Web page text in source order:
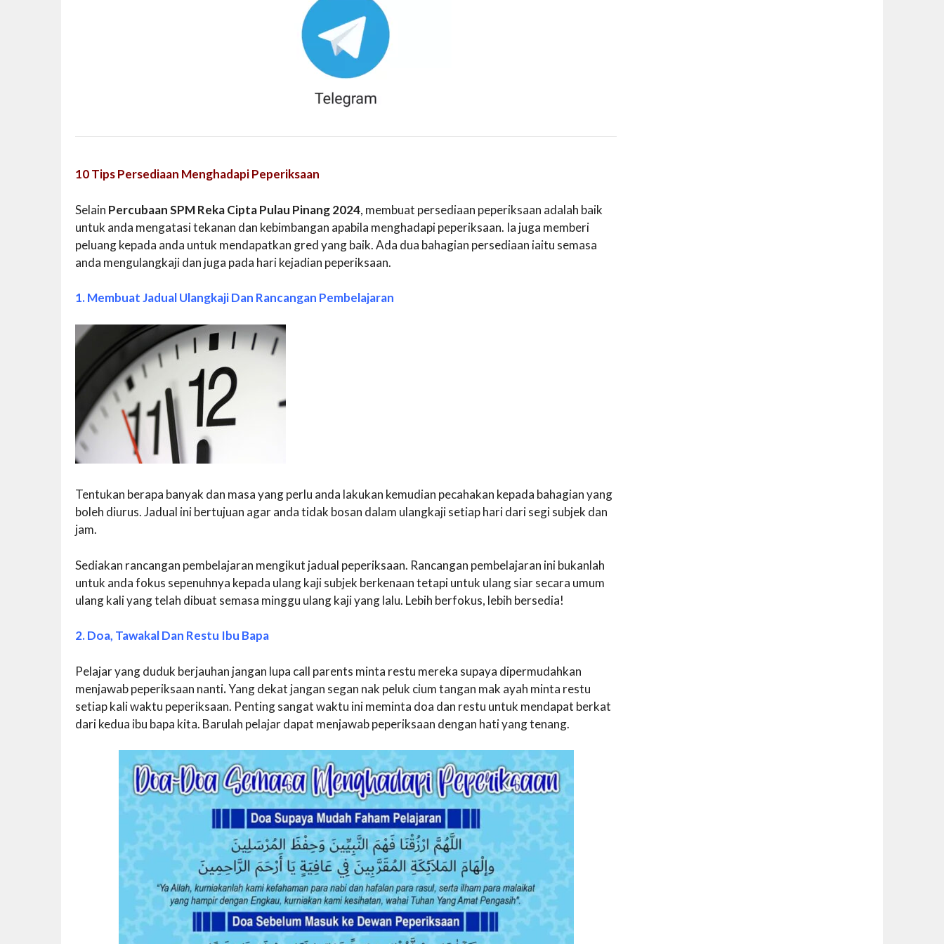
10 Tips Persediaan Menghadapi Peperiksaan
Selain Percubaan SPM Reka Cipta Pulau Pinang 2024, membuat persediaan peperiksaan adalah baik
untuk anda mengatasi tekanan dan kebimbangan apabila menghadapi peperiksaan. Ia juga memberi
peluang kepada anda untuk mendapatkan gred yang baik. Ada dua bahagian persediaan iaitu semasa
anda mengulangkaji dan juga pada hari kejadian peperiksaan.
1. Membuat Jadual Ulangkaji Dan Rancangan Pembelajaran
Tentukan berapa banyak dan masa yang perlu anda lakukan kemudian pecahakan kepada bahagian yang
boleh diurus. Jadual ini bertujuan agar anda tidak bosan dalam ulangkaji setiap hari dari segi subjek dan
jam.
Sediakan rancangan pembelajaran mengikut jadual peperiksaan. Rancangan pembelajaran ini bukanlah
untuk anda fokus sepenuhnya kepada ulang kaji subjek berkenaan tetapi untuk ulang siar secara umum
ulang kali yang telah dibuat semasa minggu ulang kaji yang lalu. Lebih berfokus, lebih bersedia!
2. Doa, Tawakal Dan Restu Ibu Bapa
Pelajar yang duduk berjauhan jangan lupa call parents minta restu mereka supaya dipermudahkan
menjawab peperiksaan nanti.Yang dekat jangan segan nak peluk cium tangan mak ayah minta restu
setiap kali waktu peperiksaan. Penting sangat waktu ini meminta doa dan restu untuk mendapat berkat
dari kedua ibu bapa kita. Barulah pelajar dapat menjawab peperiksaan dengan hati yang tenang.